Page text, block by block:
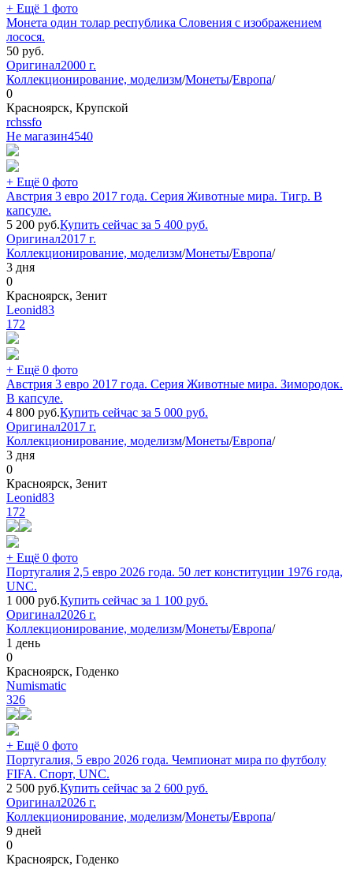
+ Ещё 1 фото
Монета один толар республика Словения с изображением
лосося.
50 руб.
Оригинал2000 г.
Коллекционирование, моделизм/Монеты/Европа/
0
Красноярск, Крупской
rchssfo
Не магазин4540
+ Ещё 0 фото
Австрия 3 евро 2017 года. Серия Животные мира. Тигр. В
капсуле.
5 200 руб.Купить сейчас за 5 400 руб.
Оригинал2017 г.
Коллекционирование, моделизм/Монеты/Европа/
3 дня
0
Красноярск, Зенит
Leonid83
172
+ Ещё 0 фото
Австрия 3 евро 2017 года. Серия Животные мира. Зимородок.
В капсуле.
4 800 руб.Купить сейчас за 5 000 руб.
Оригинал2017 г.
Коллекционирование, моделизм/Монеты/Европа/
3 дня
0
Красноярск, Зенит
Leonid83
172
+ Ещё 0 фото
Португалия 2,5 евро 2026 года. 50 лет конституции 1976 года,
UNC.
1 000 руб.Купить сейчас за 1 100 руб.
Оригинал2026 г.
Коллекционирование, моделизм/Монеты/Европа/
1 день
0
Красноярск, Годенко
Numismatic
326
+ Ещё 0 фото
Португалия, 5 евро 2026 года. Чемпионат мира по футболу
FIFA. Спорт, UNC.
2 500 руб.Купить сейчас за 2 600 руб.
Оригинал2026 г.
Коллекционирование, моделизм/Монеты/Европа/
9 дней
0
Красноярск, Годенко